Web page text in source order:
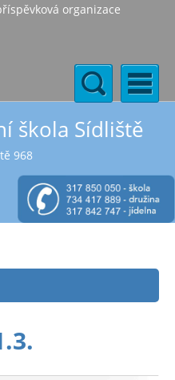
příspěvková organizace
škola Sídliště
968